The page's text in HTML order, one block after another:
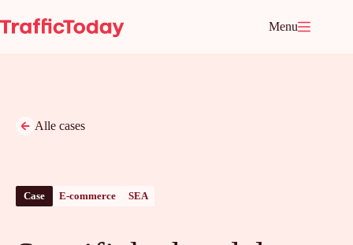
naar
de
Menu
Alle cases
Case E-commerce SEA